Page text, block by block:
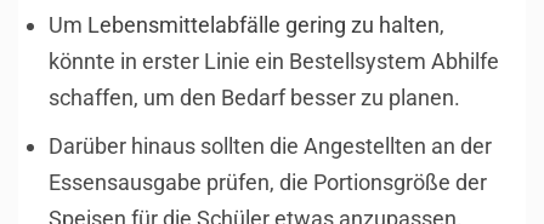
Um Lebensmittelabfälle gering zu halten,
könnte in erster Linie ein Bestellsystem Abhilfe
schaffen, um den Bedarf besser zu planen.
Darüber hinaus sollten die Angestellten an der
Essensausgabe prüfen, die Portionsgröße der
Speisen für die Schüler etwas anzupassen.